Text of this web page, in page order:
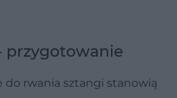
przygotowanie
do rwania sztangi stanowią